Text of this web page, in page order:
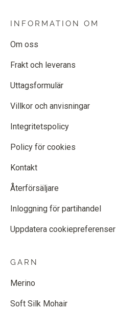
INFORMATION OM
Om oss
Frakt och leverans
Uttagsformulär
Villkor och anvisningar
Integritetspolicy
Policy för cookies
Kontakt
Återförsäljare
Inloggning för partihandel
Uppdatera cookiepreferenser
GARN
Merino
Soft Silk Mohair